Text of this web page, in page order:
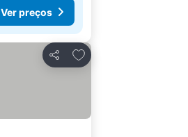
Ver preços
Partilhar
Adicionar aos favoritos